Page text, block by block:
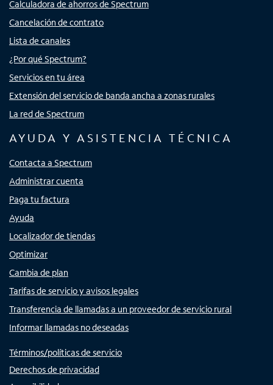
Calculadora de ahorros de Spectrum
Cancelación de contrato
Lista de canales
¿Por qué Spectrum?
Servicios en tu área
Extensión del servicio de banda ancha a zonas rurales
La red de Spectrum
AYUDA Y ASISTENCIA TÉCNICA
Contacta a Spectrum
Administrar cuenta
Paga tu factura
Ayuda
Localizador de tiendas
Optimizar
Cambia de plan
Tarifas de servicio y avisos legales
Transferencia de llamadas a un proveedor de servicio rural
Informar llamadas no deseadas
Términos/políticas de servicio
Derechos de privacidad